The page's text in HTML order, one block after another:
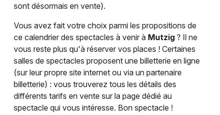
sont désormais en vente).
Vous avez fait votre choix parmi les propositions de
ce calendrier des spectacles à venir à Mutzig ? Il ne
vous reste plus qu'à réserver vos places ! Certaines
salles de spectacles proposent une billetterie en ligne
(sur leur propre site internet ou via un partenaire
billetterie) : vous trouverez tous les détails des
différents tarifs en vente sur la page dédié au
spectacle qui vous intéresse. Bon spectacle !